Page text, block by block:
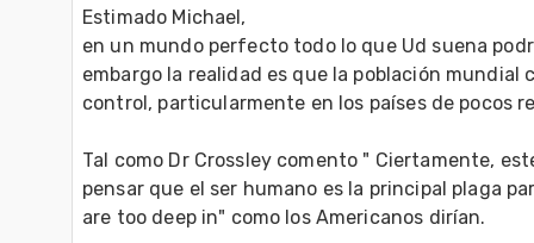
Estimado Michael,
en un mundo perfecto todo lo que Ud suena
embargo la realidad es que la población mundial
control, particularmente en los países de pocos
Tal como Dr Crossley comento " Ciertamente,
pensar que el ser humano es la principal plaga
are too deep in" como los Americanos dirían.